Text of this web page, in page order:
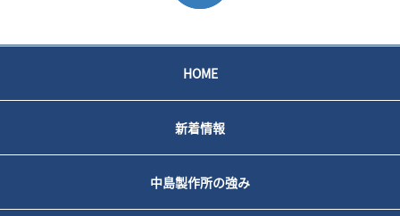
HOME
新着情報
中島製作所の強み